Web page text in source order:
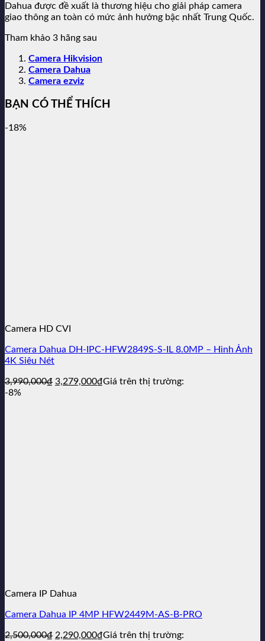
Dahua được đề xuất là thương hiệu cho giải pháp camera
giao thông an toàn có mức ảnh hưởng bậc nhất Trung Quốc.
Tham khảo 3 hãng sau
Camera Hikvision
Camera Dahua
Camera ezviz
BẠN CÓ THỂ THÍCH
-18%
Camera HD CVI
Camera Dahua DH-IPC-HFW2849S-S-IL 8.0MP – Hình Ảnh
4K Siêu Nét
3,990,000₫ Giá
3,279,000₫Giá
Giá trên thị trường:
-8%
Camera IP Dahua
Camera Dahua IP 4MP HFW2449M-AS-B-PRO
2,500,000₫ Giá
2,290,000₫Giá
Giá trên thị trường: